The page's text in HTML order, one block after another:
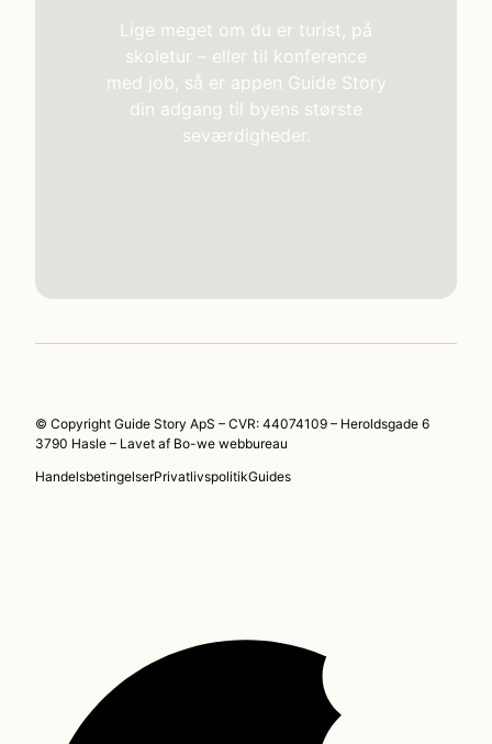
Lige meget om du er turist, på
skoletur – eller til konference
med job, så er appen Guide Story
din adgang til byens største
seværdigheder.
© Copyright Guide Story ApS – CVR: 44074109 – Heroldsgade 6
3790 Hasle – Lavet af Bo-we webbureau
HandelsbetingelserPrivatlivspolitikGuides